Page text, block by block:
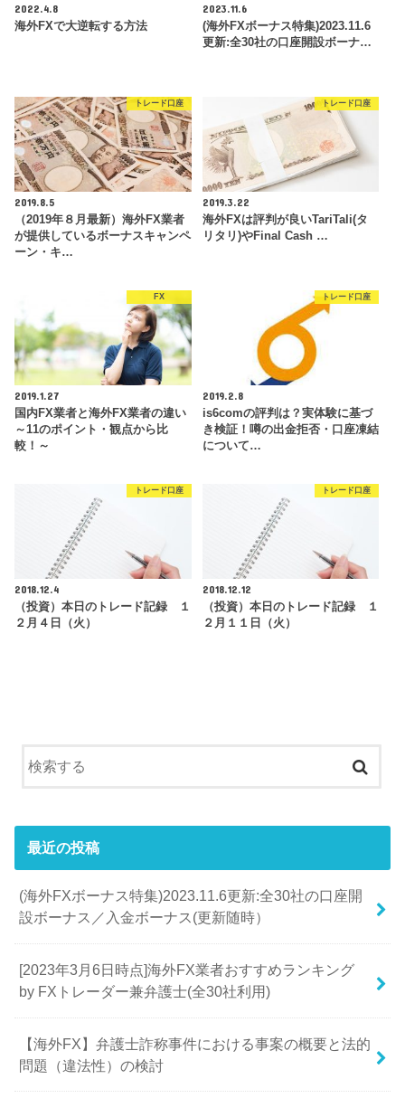
2022.4.8
海外FXで大逆転する方法
2023.11.6
(海外FXボーナス特集)2023.11.6
更新:全30社の口座開設ボーナ…
トレード口座
2019.8.5
（2019年８月最新）海外FX業者
が提供しているボーナスキャンペ
ーン・キ…
トレード口座
2019.3.22
海外FXは評判が良いTariTali(タ
リタリ)やFinal Cash …
FX
2019.1.27
国内FX業者と海外FX業者の違い
～11のポイント・観点から比
較！～
トレード口座
2019.2.8
is6comの評判は？実体験に基づ
き検証！噂の出金拒否・口座凍結
について…
トレード口座
2018.12.4
（投資）本日のトレード記録 １
２月４日（火）
トレード口座
2018.12.12
（投資）本日のトレード記録 １
２月１１日（火）
最近の投稿
(海外FXボーナス特集)2023.11.6更新:全30社の口座開
設ボーナス／入金ボーナス(更新随時）
[2023年3月6日時点]海外FX業者おすすめランキング
by FXトレーダー兼弁護士(全30社利用)
【海外FX】弁護士詐称事件における事案の概要と法的
問題（違法性）の検討